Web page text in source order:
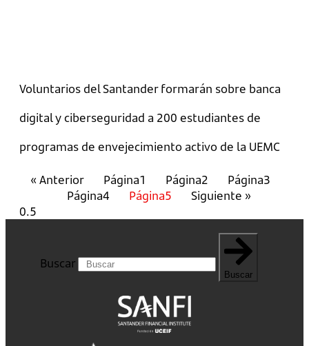
Voluntarios del Santander formarán sobre banca
digital y ciberseguridad a 200 estudiantes de
programas de envejecimiento activo de la UEMC
« Anterior Página1 Página2 Página3
Página4 Página5 Siguiente »
Buscar
Buscar